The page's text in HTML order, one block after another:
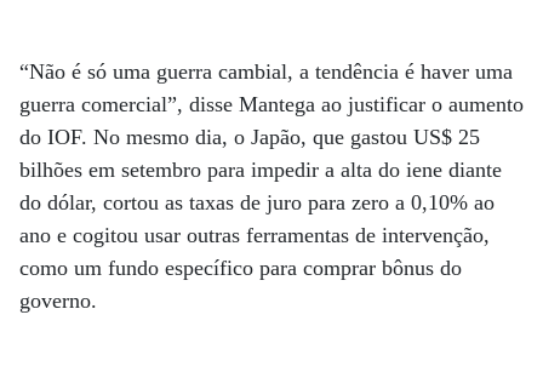
“Não é só uma guerra cambial, a tendência é haver uma
guerra comercial”, disse Mantega ao justificar o aumento
do IOF. No mesmo dia, o Japão, que gastou US$ 25
bilhões em setembro para impedir a alta do iene diante
do dólar, cortou as taxas de juro para zero a 0,10% ao
ano e cogitou usar outras ferramentas de intervenção,
como um fundo específico para comprar bônus do
governo.